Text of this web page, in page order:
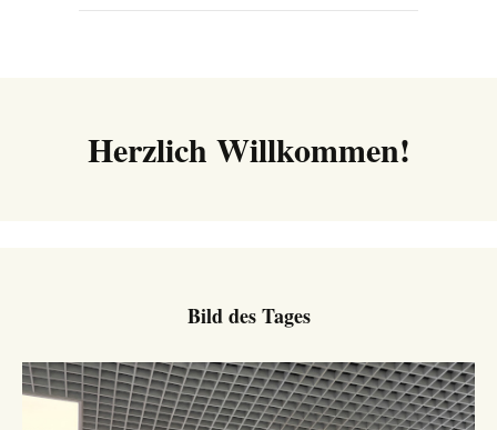
Herzlich Willkommen!
Bild des Tages